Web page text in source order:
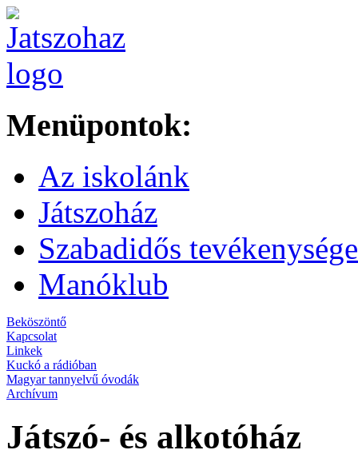
Menüpontok:
Az iskolánk
Játszoház
Szabadidős
Manóklub
Beköszöntő
Kapcsolat
Linkek
Kuckó a rádióban
Magyar tannyelvű óvodák
Archívum
Játszó- és alkotóház